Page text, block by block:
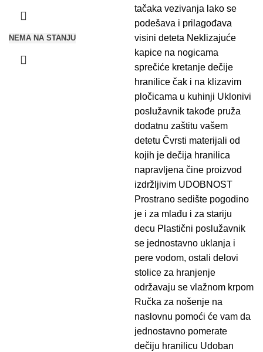
NEMA NA STANJU
tačaka vezivanja lako se
podešava i prilagođava
visini deteta Neklizajuće
kapice na nogicama
sprečiće kretanje dečije
hranilice čak i na klizavim
pločicama u kuhinji Uklonivi
poslužavnik takođe pruža
dodatnu zaštitu vašem
detetu Čvrsti materijali od
kojih je dečija hranilica
napravljena čine proizvod
izdržljivim UDOBNOST
Prostrano sedište pogodino
je i za mlađu i za stariju
decu Plastični poslužavnik
se jednostavno uklanja i
pere vodom, ostali delovi
stolice za hranjenje
održavaju se vlažnom krpom
Ručka za nošenje na
naslovnu pomoći će vam da
jednostavno pomerate
dečiju hranilicu Udoban